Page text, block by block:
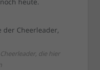
die hier